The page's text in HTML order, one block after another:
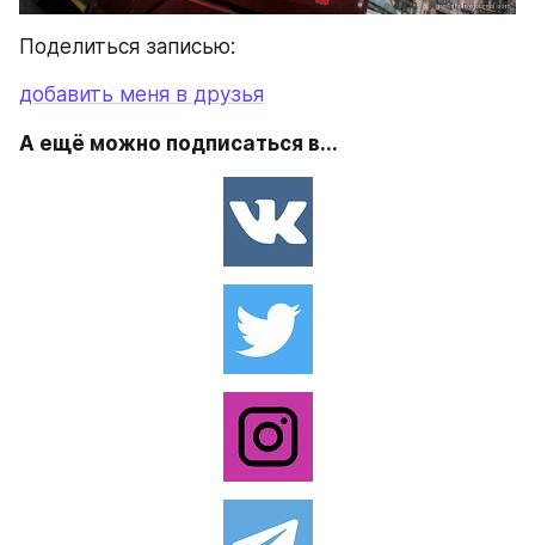
Поделиться записью:
добавить меня в друзья
А ещё можно подписаться в...